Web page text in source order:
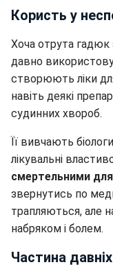
Користь у
Хоча отрута
давно
створюють ліки
навіть деякі
судинних хвороб.
Її вивчають
лікувальні
смертельними
звернутись по
трапляються, але
набряком і болем.
Частина